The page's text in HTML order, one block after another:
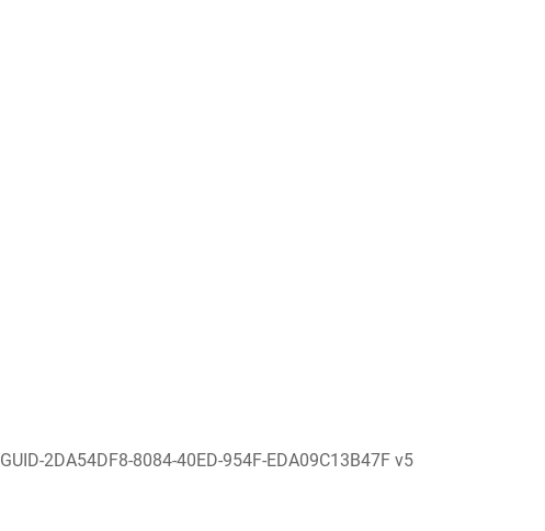
GUID-2DA54DF8-8084-40ED-954F-EDA09C13B47F v5